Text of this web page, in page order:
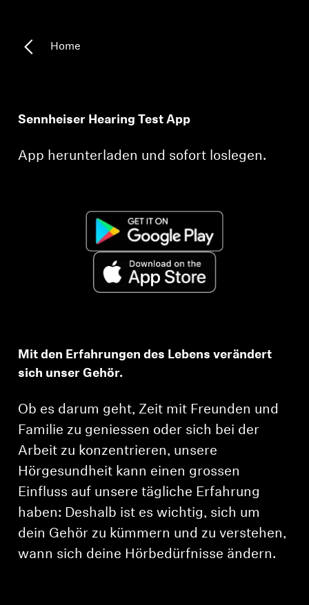
Hearing
TV-Kopfhörer
Original-Hörteile & Zubehör
AMBEO entdecken
Entdecken
Über uns
Innovationen
Klangraum
Home
Sennheiser Hearing Test App
App herunterladen und sofort loslegen.
Mit den Erfahrungen des Lebens verändert
sich unser Gehör.
Ob es darum geht, Zeit mit Freunden und
Familie zu geniessen oder sich bei der
Arbeit zu konzentrieren, unsere
Hörgesundheit kann einen grossen
Einfluss auf unsere tägliche Erfahrung
haben: Deshalb ist es wichtig, sich um
dein Gehör zu kümmern und zu verstehen,
wann sich deine Hörbedürfnisse ändern.